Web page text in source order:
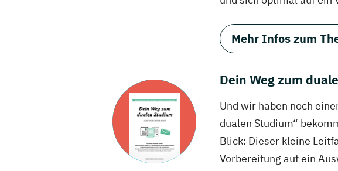
Mehr Infos zum
Dein Weg zum
Und wir haben noch
dualen Studium“
Blick: Dieser kleine
Vorbereitung auf ein